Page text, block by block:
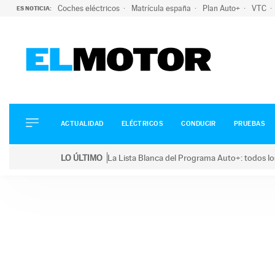
ES NOTICIA: Coches eléctricos Matrícula españa Plan Auto+ VTC
ELÉCTRICOS
CONDUCIR
ACTUALIDAD ELÉCTRICOS CONDUCIR PRUEBAS
LO ÚLTIMO La Lista Blanca del Programa Auto+: todos